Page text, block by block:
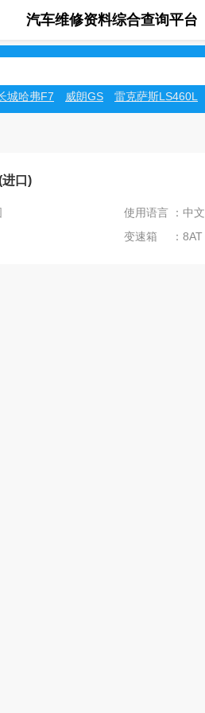
汽车维修资料综合查询平台
城哈弗F7 威朗GS 雷克萨斯LS460L
口)
使用语言 ：中文
变速箱 ：8AT